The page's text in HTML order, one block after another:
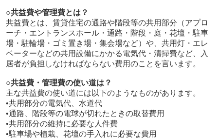
○共益費や管理費とは？
共益費とは、賃貸住宅の通路や階段等の共用部分（アプロ
ーチ・エントランスホール・通路・階段・庭・花壇・駐車
場・駐輪場・ゴミ置き場・集会場など）や、共用灯・エレ
ベーターなどの共用設備にかかる電気代・清掃費など、入
居者が負担しなければならない費用のことを言います。
○共益費・管理費の使い道は？
主な共益費の使い道には以下のようなものがあります。
•共用部分の電気代、水道代
•通路、階段等の電球が切れたときの取替費用
•共用部分の維持に必要な人件費
•駐車場や植栽、花壇の手入れに必要な費用